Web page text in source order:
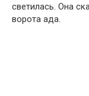
светилась. Она
ворота ада.